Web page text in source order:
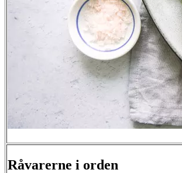
Råvarerne i orden